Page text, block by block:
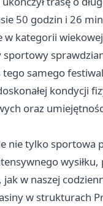
50 godzin i 26
w kategorii
sportowy
samego
kondycji
oraz
nie tylko
w naszej
w strukturach